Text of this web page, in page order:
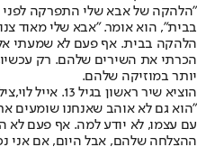
"הלהקה של אבא שלי התפרקה לפני
בבית", הוא אומר. "אבא שלי מאוד
הלהקה בבית. אף פעם לא שמעתי
הכרתי את השירים שלהם. רק
יותר במוזיקה שלהם.
הוציא שיר ראשון בגיל 13. אייל לוי,צילום: חנן אסור
"הוא גם לא אוהב שאנחנו שומעים
עם עצמו, לא יודע למה. אף פעם לא
ההצלחה שלהם, אבל היום, אם אני